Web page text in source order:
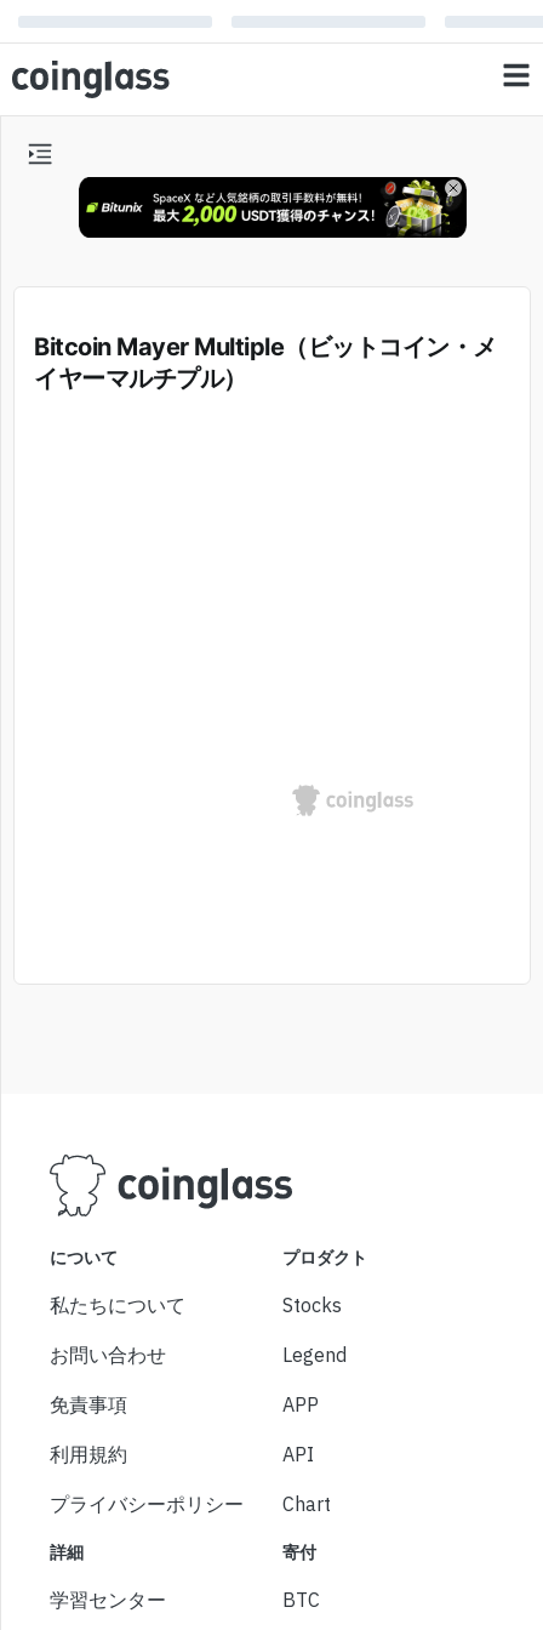
Bitcoin Mayer Multiple（ビットコイン・メ
イヤーマルチプル）
について
私たちについて
お問い合わせ
免責事項
利用規約
プライバシーポリシー
プロダクト
Stocks
Legend
APP
API
Chart
詳細
学習センター
寄付
BTC